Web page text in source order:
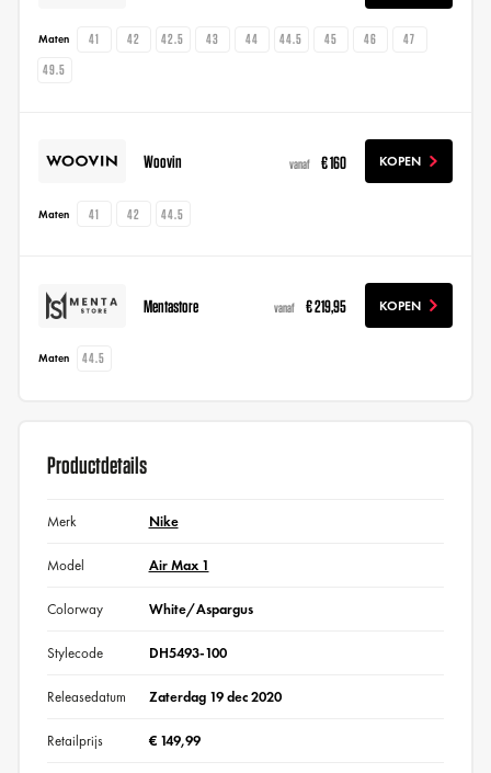
Maten 41 42 42.5 43 44 44.5 45 46
47
49.5
Woovin vanaf € 160 KOPEN
Maten 41 42 44.5
Mentastore vanaf € 219,95 KOPEN
Maten 44.5
Productdetails
Merk Nike
Model Air Max 1
Colorway White/Aspargus
Stylecode DH5493-100
Releasedatum Zaterdag 19 dec 2020
Retailprijs € 149,99